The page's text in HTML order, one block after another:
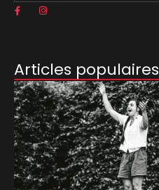
Articles populaires